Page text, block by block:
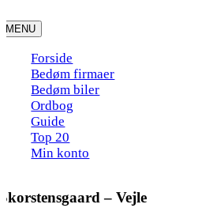
to
content
MENU
Forside
Bedøm firmaer
Bedøm biler
Ordbog
Guide
Top 20
Min konto
– Vejle